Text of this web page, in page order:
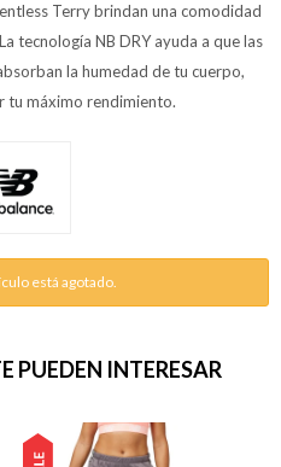
Terry brindan una comodidad
tecnología NB DRY ayuda a que las
la humedad de tu cuerpo,
tu máximo rendimiento.
está agotado.
PUEDEN INTERESAR